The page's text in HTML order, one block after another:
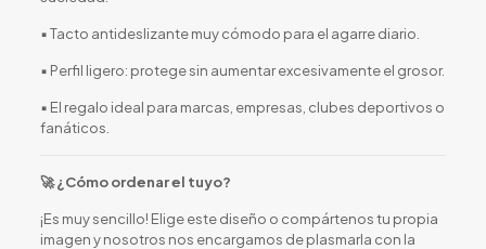
▪️ Tacto antideslizante muy cómodo para el agarre diario.
▪️ Perfil ligero: protege sin aumentar excesivamente el grosor.
▪️ El regalo ideal para marcas, empresas, clubes deportivos o
fanáticos.
🚀 ¿Cómo ordenar el tuyo?
¡Es muy sencillo! Elige este diseño o compártenos tu propia
imagen y nosotros nos encargamos de plasmarla con la